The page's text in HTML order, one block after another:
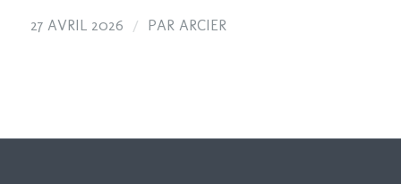
27 AVRIL 2026 / PAR ARCIER